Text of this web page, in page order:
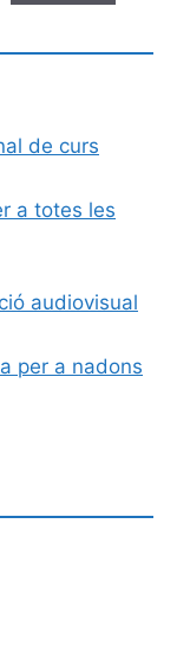
de curs
a totes les
audiovisual
per a nadons